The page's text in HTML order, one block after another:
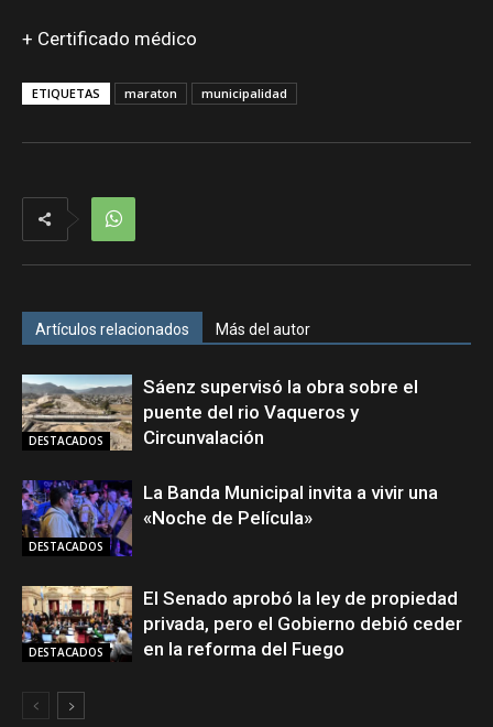
+ Certificado médico
ETIQUETAS maraton municipalidad
Artículos relacionados Más del autor
DESTACADOS
Sáenz supervisó la obra sobre el
puente del rio Vaqueros y
Circunvalación
DESTACADOS
La Banda Municipal invita a vivir una
«Noche de Película»
DESTACADOS
El Senado aprobó la ley de propiedad
privada, pero el Gobierno debió ceder
en la reforma del Fuego